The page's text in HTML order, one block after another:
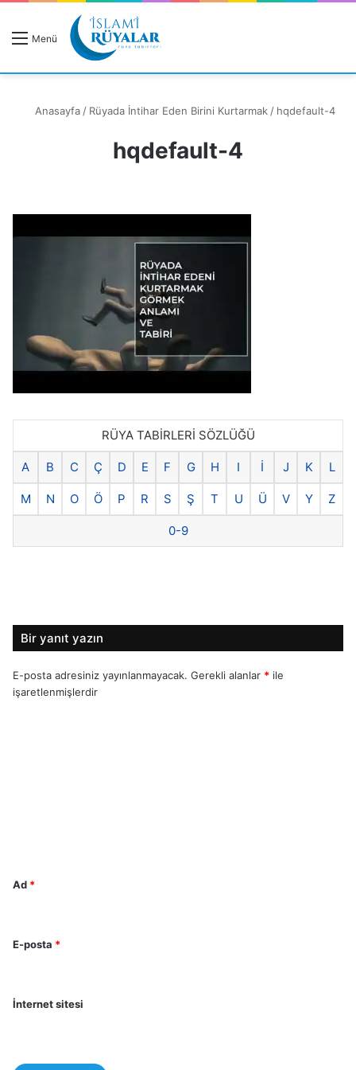
Menü
Anasayfa / Rüyada İntihar Eden Birini Kurtarmak / hqdefault-4
hqdefault-4
RÜYA TABİRLERİ SÖZLÜĞÜ
A B C Ç D E F G H I İ J K L
M N O Ö P R S Ş T U Ü V Y Z
0-9
Bir yanıt yazın
E-posta adresiniz yayınlanmayacak. Gerekli alanlar * ile
işaretlenmişlerdir
Ad *
E-posta *
İnternet sitesi